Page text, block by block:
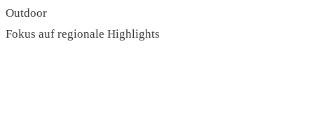
Outdoor
Fokus auf regionale Highlights